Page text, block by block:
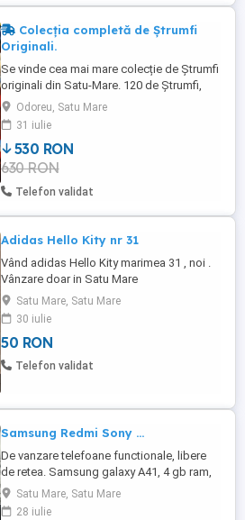
Colecția completă de Ștrumfi
Originali.
Se vinde cea mai mare colecție de Ștrumfi
originali din Satu-Mare. 120 de Ștrumfi,
colecția extinsă. Cadoul perfect, de
sărbători, pentru, copiii, dumneavoastră.
Odoreu, Satu Mare
31 iulie
530 RON
630 RON
Telefon validat
Adidas Hello Kity nr 31
Vând adidas Hello Kity marimea 31 , noi .
Vânzare doar in Satu Mare
Satu Mare, Satu Mare
30 iulie
50 RON
Telefon validat
Samsung Redmi Sony ...
De vanzare telefoane functionale, libere
de retea. Samsung galaxy A41, 4 gb ram,
64 gb memorie interna. 220 lei (are sticla
fisurata, dar nu afecteaza utilizarea)
Satu Mare, Satu Mare
28 iulie